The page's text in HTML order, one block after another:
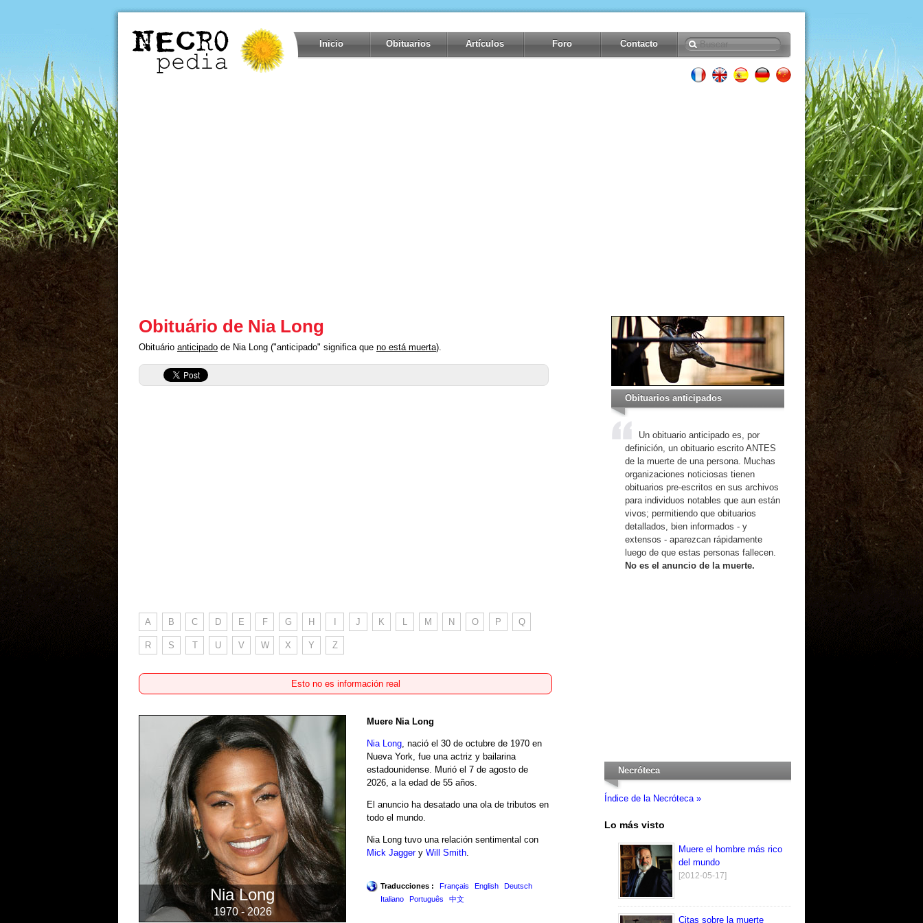
Inicio Obituarios Artículos Foro Contacto
Obituário de Nia Long
Obituário anticipado de Nia Long ("anticipado" significa que no está muerta).
A B C D E F G H J K L M N O P Q
R S T U V W X Y Z
Esto no es información real
Nia Long
1970 - 2026
Muere Nia Long
Nia Long , nació el 30 de octubre de 1970 en
Nueva York, fue una actriz y bailarina
estadounidense. Murió el 7 de agosto de
2026, a la edad de 55 años.
El anuncio ha desatado una ola de tributos en
todo el mundo.
Nia Long tuvo una relación sentimental con
Mick Jaggery Will Smith
Traducciones : Français English
Deutsch
Italiano
Português 中文
Obituarios anticipados
Un obituario anticipado es, por
definición, un obituario escrito ANTES
de la muerte de una persona. Muchas
organizaciones noticiosas tienen
obituarios pre-escritos en sus archivos
para individuos notables que aun están
vivos; permitiendo que obituarios
detallados, bien informados - y
extensos - aparezcan rápidamente
luego de que estas personas fallecen.
No es el anuncio de la muerte.
Necróteca
Índice de la Necróteca »
Lo más visto
Muere el hombre más rico
del mundo
[2012-05-17]
Citas sobre la muerte